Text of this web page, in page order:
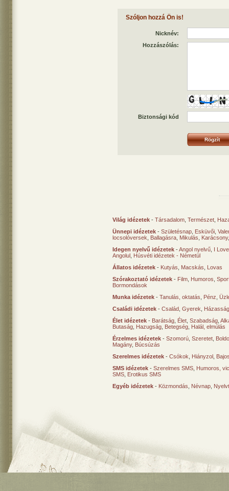
Szóljon hozzá Ön is!
Nicknév:
Hozzászólás:
Biztonsági kód
Világ idézetek - Társadalom Természet
Ünnepi idézetek - Születésnap Esküvői
locsolóversek
Ballagásra Mikulás Karácsony
Idegen nyelvű idézetek -Angol nyelvű I
Angolul Húsvéti idézetek - Németül
Állatos idézetek - Kutyás Macskás
Lovas
Szórakoztató idézetek - Film Humoros
Bormondások
Munka idézetek - Tanulás, oktatás Pénz
Családi idézetek - Család Gyerek
Élet idézetek - Barátság Élet Szabadság
Butaság Hazugság Betegség Halál, elmúlás
Érzelmes idézetek - Szomorú Szeretet
Magány, Búcsúzás
Szerelmes idézetek - Csókok Hiányzol
SMS idézetek - Szerelmes SMS Humoros,
SMS Erotikus SMS
Egyéb idézetek - Közmondás Névnap